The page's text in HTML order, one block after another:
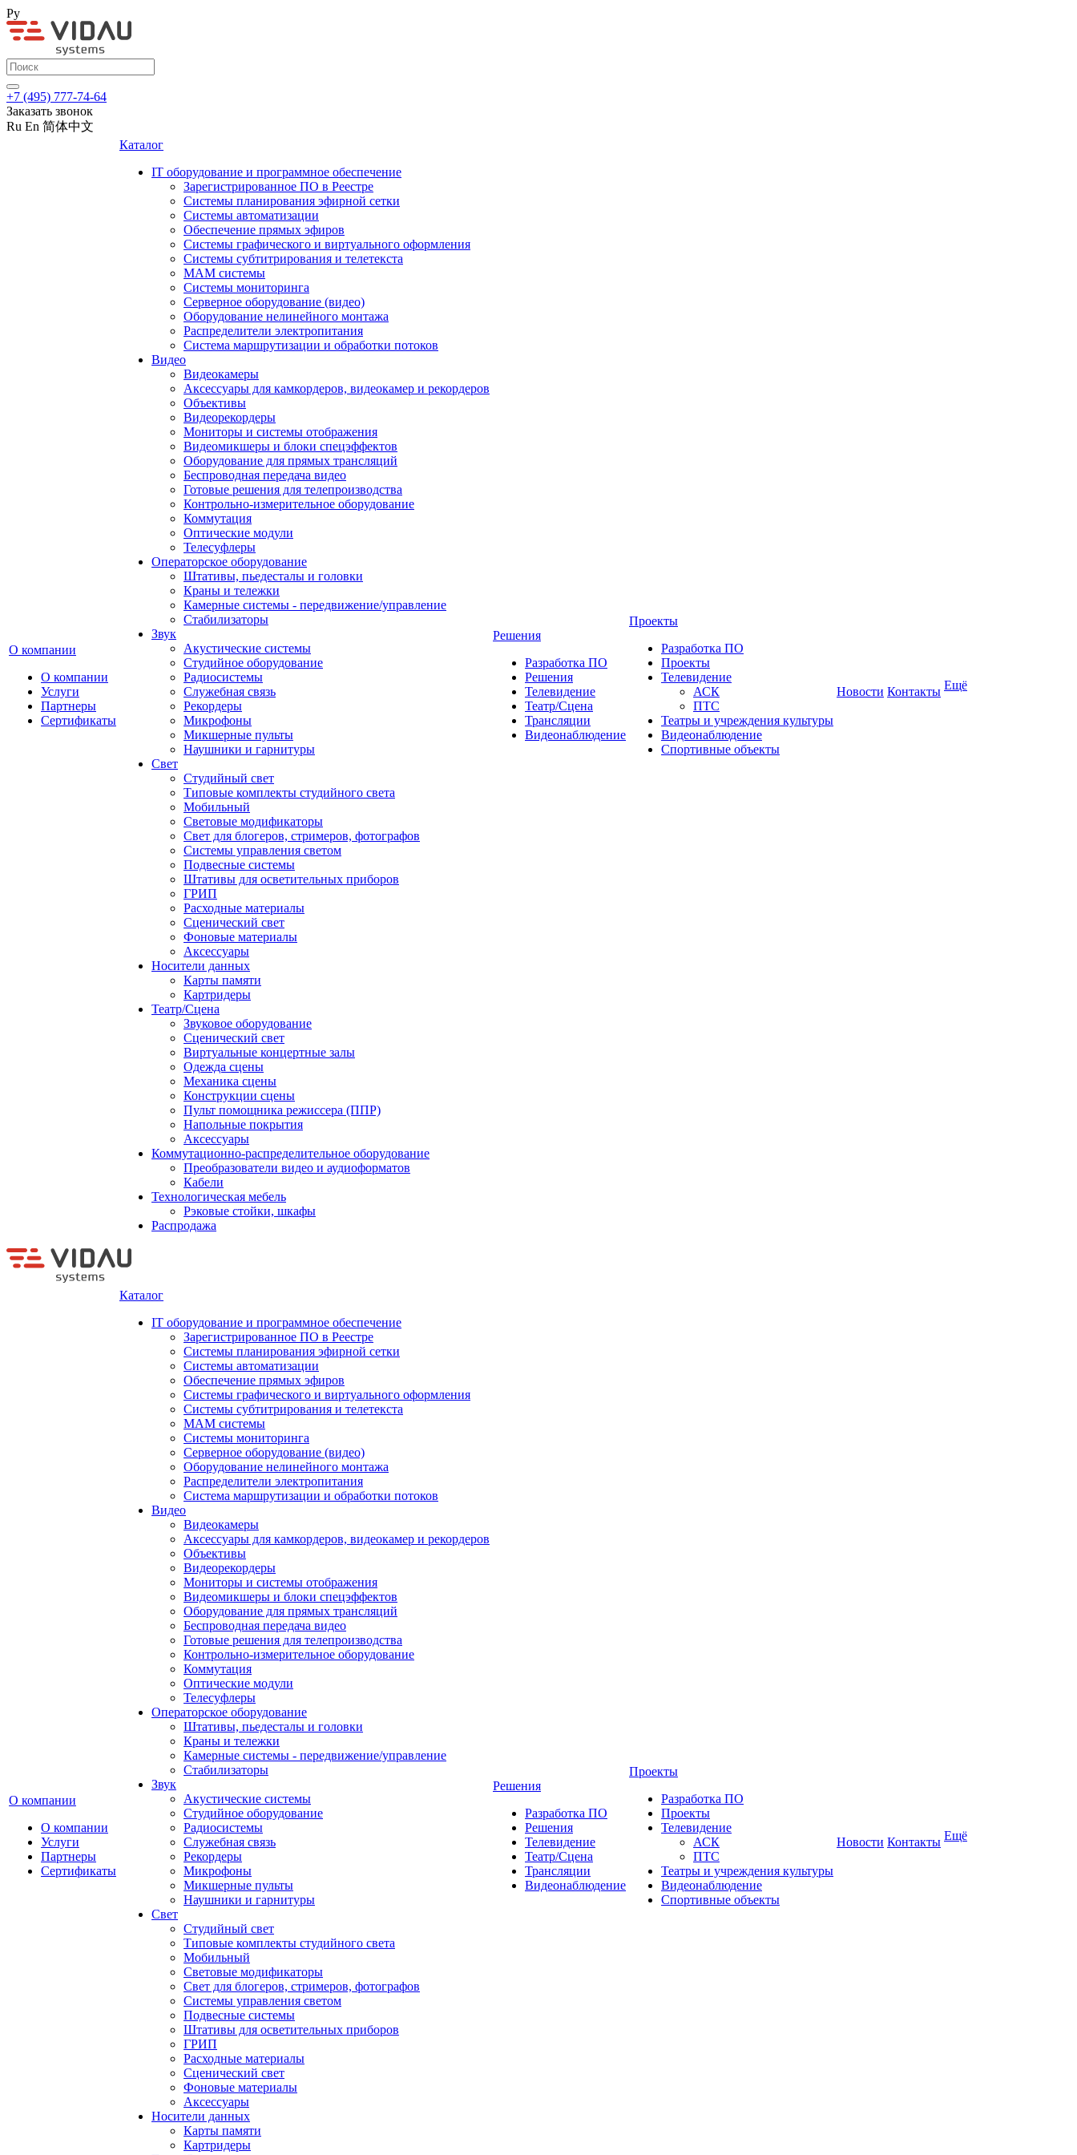
Ру
+7 (495) 777-74-64
Заказать звонок
Ru En 简体中文
О компании
О компании
Услуги
Партнеры
Сертификаты
Каталог
IT оборудование и программное обеспечение
Зарегистрированное ПО в Реестре
Системы планирования эфирной сетки
Системы автоматизации
Обеспечение прямых эфиров
Системы графического и виртуального оформления
Системы субтитрирования и телетекста
MAM системы
Системы мониторинга
Серверное оборудование (видео)
Оборудование нелинейного монтажа
Распределители электропитания
Система маршрутизации и обработки потоков
Видео
Видеокамеры
Аксессуары для камкордеров, видеокамер и рекордеров
Объективы
Видеорекордеры
Мониторы и системы отображения
Видеомикшеры и блоки спецэффектов
Оборудование для прямых трансляций
Беспроводная передача видео
Готовые решения для телепроизводства
Контрольно-измерительное оборудование
Коммутация
Оптические модули
Телесуфлеры
Операторское оборудование
Штативы, пьедесталы и головки
Краны и тележки
Камерные системы - передвижение/управление
Стабилизаторы
Звук
Акустические системы
Студийное оборудование
Радиосистемы
Служебная связь
Рекордеры
Микрофоны
Микшерные пульты
Наушники и гарнитуры
Свет
Студийный свет
Типовые комплекты студийного света
Мобильный
Световые модификаторы
Свет для блогеров, стримеров, фотографов
Системы управления светом
Подвесные системы
Штативы для осветительных приборов
ГРИП
Расходные материалы
Сценический свет
Фоновые материалы
Аксессуары
Носители данных
Карты памяти
Картридеры
Театр/Сцена
Звуковое оборудование
Сценический свет
Виртуальные концертные залы
Одежда сцены
Механика сцены
Конструкции сцены
Пульт помощника режиссера (ППР)
Напольные покрытия
Аксессуары
Коммутационно-распределительное оборудование
Преобразователи видео и аудиоформатов
Кабели
Технологическая мебель
Рэковые стойки, шкафы
Распродажа
Решения
Разработка ПО
Решения
Телевидение
Театр/Сцена
Трансляции
Видеонаблюдение
Проекты
Разработка ПО
Проекты
Телевидение
АСК
ПТС
Театры и учреждения культуры
Видеонаблюдение
Спортивные объекты
Новости Контакты Ещё
О компании
О компании
Услуги
Партнеры
Сертификаты
Каталог
IT оборудование и программное обеспечение
Зарегистрированное ПО в Реестре
Системы планирования эфирной сетки
Системы автоматизации
Обеспечение прямых эфиров
Системы графического и виртуального оформления
Системы субтитрирования и телетекста
MAM системы
Системы мониторинга
Серверное оборудование (видео)
Оборудование нелинейного монтажа
Распределители электропитания
Система маршрутизации и обработки потоков
Видео
Видеокамеры
Аксессуары для камкордеров, видеокамер и рекордеров
Объективы
Видеорекордеры
Мониторы и системы отображения
Видеомикшеры и блоки спецэффектов
Оборудование для прямых трансляций
Беспроводная передача видео
Готовые решения для телепроизводства
Контрольно-измерительное оборудование
Коммутация
Оптические модули
Телесуфлеры
Операторское оборудование
Штативы, пьедесталы и головки
Краны и тележки
Камерные системы - передвижение/управление
Стабилизаторы
Звук
Акустические системы
Студийное оборудование
Радиосистемы
Служебная связь
Рекордеры
Микрофоны
Микшерные пульты
Наушники и гарнитуры
Свет
Студийный свет
Типовые комплекты студийного света
Мобильный
Световые модификаторы
Свет для блогеров, стримеров, фотографов
Системы управления светом
Подвесные системы
Штативы для осветительных приборов
ГРИП
Расходные материалы
Сценический свет
Фоновые материалы
Аксессуары
Носители данных
Карты памяти
Картридеры
Решения
Разработка ПО
Решения
Телевидение
Театр/Сцена
Трансляции
Видеонаблюдение
Проекты
Разработка ПО
Проекты
Телевидение
АСК
ПТС
Театры и учреждения культуры
Видеонаблюдение
Спортивные объекты
Новости Контакты Ещё